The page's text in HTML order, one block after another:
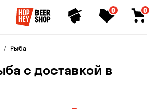
0 0
Рыба
с доставкой в